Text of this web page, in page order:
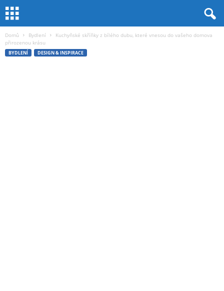
Domů Bydlení
Kuchyňské skříňky z bílého dubu, které vnesou do vašeho domova
přirozenou krásu
BYDLENÍ DESIGN & INSPIRACE